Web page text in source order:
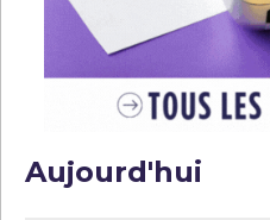
Aujourd'hui